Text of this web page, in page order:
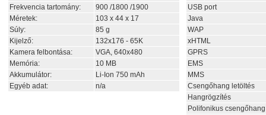
Frekvencia tartomány:
900 /1800 /1900
Méretek:
103 x 44 x 17
Súly:
85 g
Kijelző:
132x176 - 65K
Kamera felbontása:
VGA, 640x480
Memória:
10 MB
Akkumulátor:
Li-Ion 750 mAh
Egyéb adat:
n/a
USB port
Java
WAP
xHTML
GPRS
EMS
MMS
Csengőhang letöltés
Hangrögzítés
Polifonikus csengőhang